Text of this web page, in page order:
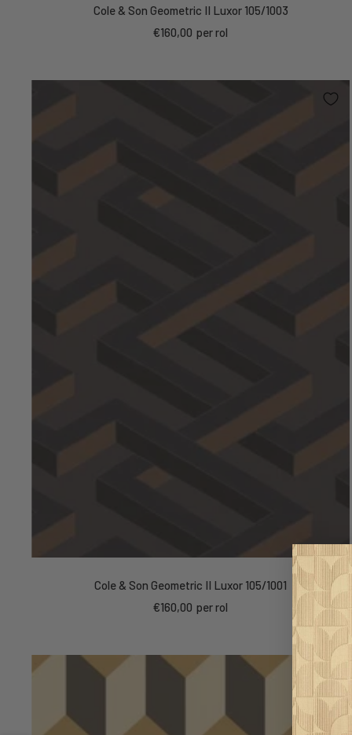
Cole & Son Geometric II Luxor 105/1003
Kortings
€160,00 per rol
Cole & Son Geometric II Luxor 105/1001
Kortings
€160,00 per rol